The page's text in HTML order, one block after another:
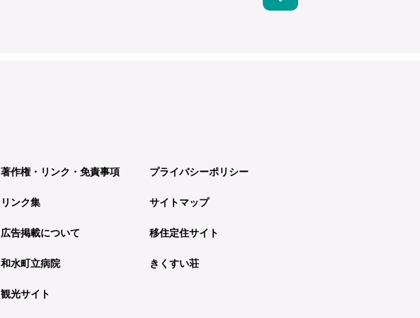
著作権・リンク・免責事項 プライバシーポリシー
リンク集 サイトマップ
広告掲載について 移住定住サイト
和水町立病院 きくすい荘
観光サイト